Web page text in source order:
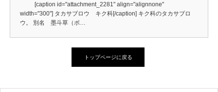
[caption id="attachment_2281" align="alignnone"
width="300"] タカサブロウ キク科[/caption] キク科のタカサブロ
ウ。 別名 墨斗草（ボ…
トップページに戻る